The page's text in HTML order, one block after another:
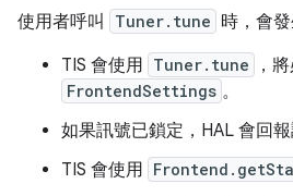
使用者呼叫
Tuner.tune 時，會
TIS 會使用 Tuner.tune ，
FrontendSettings 。
如果訊號已鎖定，HAL 會回
TIS 會使用